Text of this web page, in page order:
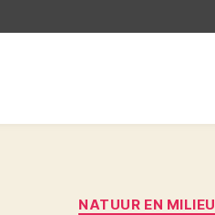
NATUUR EN MILIEU